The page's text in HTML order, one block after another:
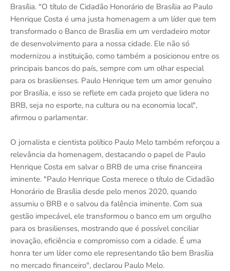
Brasília. "O título de Cidadão Honorário de Brasília ao Paulo
Henrique Costa é uma justa homenagem a um líder que tem
transformado o Banco de Brasília em um verdadeiro motor
de desenvolvimento para a nossa cidade. Ele não só
modernizou a instituição, como também a posicionou entre os
principais bancos do país, sempre com um olhar especial
para os brasilienses. Paulo Henrique tem um amor genuíno
por Brasília, e isso se reflete em cada projeto que lidera no
BRB, seja no esporte, na cultura ou na economia local",
afirmou o parlamentar.
O jornalista e cientista político Paulo Melo também reforçou a
relevância da homenagem, destacando o papel de Paulo
Henrique Costa em salvar o BRB de uma crise financeira
iminente. "Paulo Henrique Costa merece o título de Cidadão
Honorário de Brasília desde pelo menos 2020, quando
assumiu o BRB e o salvou da falência iminente. Com sua
gestão impecável, ele transformou o banco em um orgulho
para os brasilienses, mostrando que é possível conciliar
inovação, eficiência e compromisso com a cidade. É uma
honra ter um líder como ele representando tão bem Brasília
no mercado financeiro", declarou Paulo Melo.